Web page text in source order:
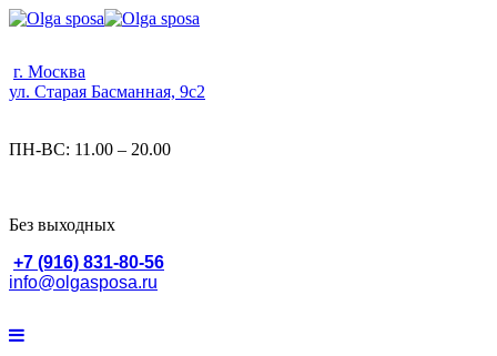
г. Москва
ул. Старая Басманная, 9с2
ПН-ВС: 11.00 – 20.00
Без выходных
+7 (916) 831-80-56
info@olgasposa.ru